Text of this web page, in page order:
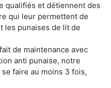
qualifiés et détiennent des
qui leur permettent de
les punaises de lit de
de maintenance avec
anti punaise, notre
faire au moins 3 fois,